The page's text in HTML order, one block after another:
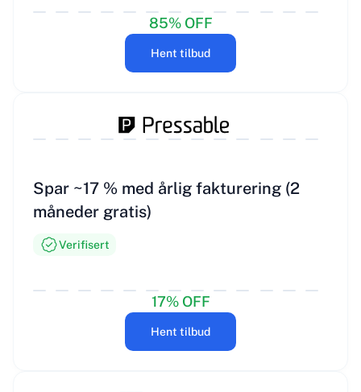
85% OFF
Hent tilbud
Spar ~17 % med årlig fakturering (2
måneder gratis)
Verifisert
17% OFF
Hent tilbud